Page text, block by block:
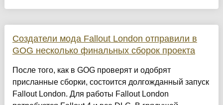
Создатели мода Fallout London отправили в
GOG несколько финальных сборок проекта
После того, как в GOG проверят и одобрят
присланные сборки, состоится долгожданный запуск
Fallout London. Для работы Fallout London